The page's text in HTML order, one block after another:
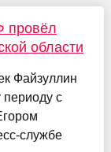
провёл
области
Файзуллин
периоду с
службе